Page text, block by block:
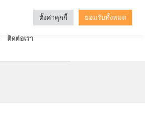
ติดต่อเรา
ตั้งค่าคุกกี้ ยอมรับทั้งหมด